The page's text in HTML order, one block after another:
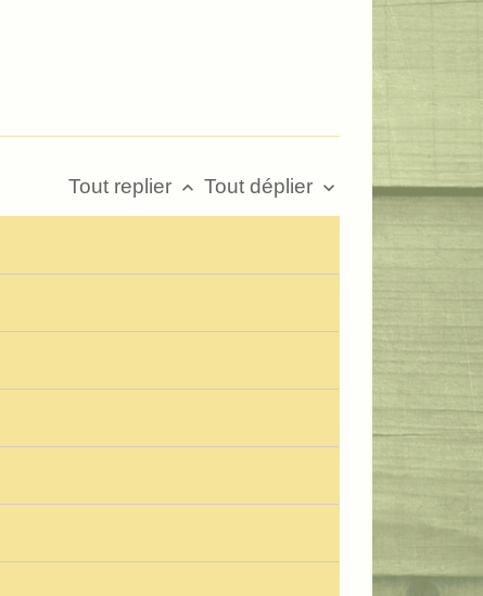
Tout replier keyboard_arrow_up Tout déplier keyboard_arrow_down